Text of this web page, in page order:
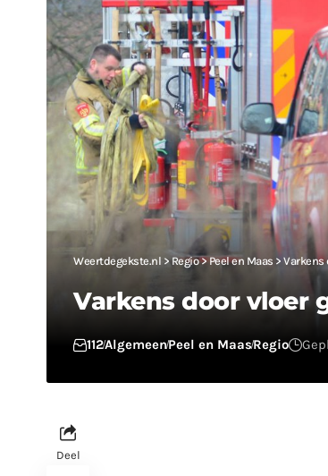
Weertdegekste.nl >Regio>Peel en Maas > Varkens
Varkens door vloer
112AlgemeenPeel en MaasRegio
Deel